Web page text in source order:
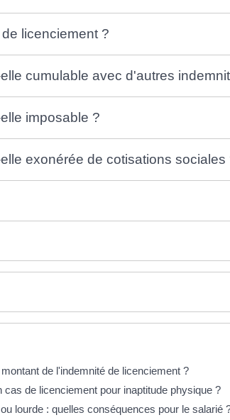
licenciement ?
cumulable avec d'autres
imposable ?
exonérée de cotisations sociales
de l'indemnité de licenciement ?
de licenciement pour inaptitude physique ?
lourde : quelles conséquences pour le salarié